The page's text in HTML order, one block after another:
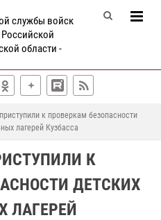
службы войск
области -
к проверкам безопасности
лагерей Кузбасса
К
ДЕТСКИХ
ЛАГЕРЕЙ